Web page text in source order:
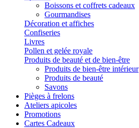
Boissons et coffrets cadeaux
Gourmandises
Décoration et affiches
Confiseries
Livres
Pollen et gelée royale
Produits de beauté et de bien-être
Produits de bien-être intérieur
Produits de beauté
Savons
Pièges à frelons
Ateliers apicoles
Promotions
Cartes Cadeaux